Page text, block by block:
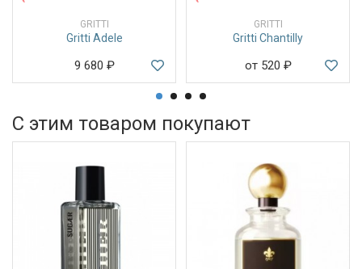
GRITTI
Gritti Adele
9 680 ₽
GRITTI
Gritti Chantilly
от 520 ₽
С этим товаром покупают